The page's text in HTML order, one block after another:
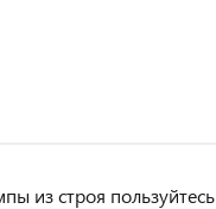
из строя пользуйтесь